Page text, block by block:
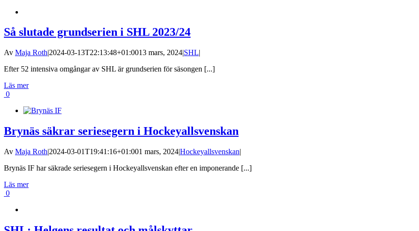
Så slutade grundserien i SHL 2023/24
Av Maja Roth|2024-03-13T22:13:48+01:0013 mars, 2024|SHL|
Efter 52 intensiva omgångar av SHL är grundserien för säsongen [...]
Läs mer
0
Brynäs säkrar seriesegern i Hockeyallsvenskan
Av Maja Roth|2024-03-01T19:41:16+01:001 mars, 2024|Hockeyallsvenskan|
Brynäs IF har säkrade seriesegern i Hockeyallsvenskan efter en imponerande [...]
Läs mer
0